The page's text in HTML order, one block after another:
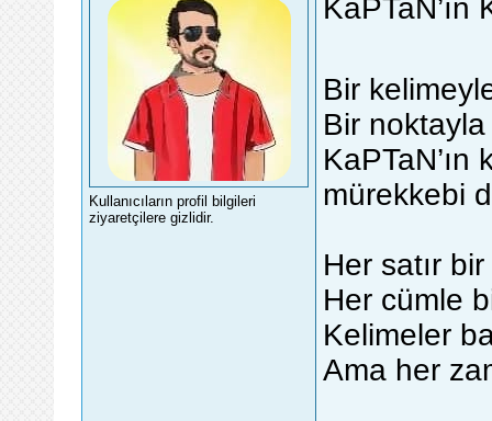
Kullanıcıların profil bilgileri
ziyaretçilere gizlidir.
Bir
Bir
KaPTaN’ın
mürekkebi
Her satır
Her cümle
Kelimeler
Ama her